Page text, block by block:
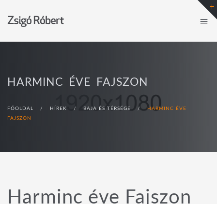
HARMINC ÉVE FAJSZON
FŐOLDAL / HÍREK / BAJA ÉS TÉRSÉGE /
HARMINC ÉVE
FAJSZON
Harminc éve Fajszon